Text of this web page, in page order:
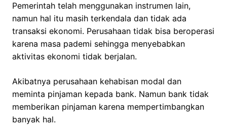
Pemerintah telah menggunakan instrumen lain,
namun hal itu masih terkendala dan tidak ada
transaksi ekonomi. Perusahaan tidak bisa beroperasi
karena masa pademi sehingga menyebabkan
aktivitas ekonomi tidak berjalan.
Akibatnya perusahaan kehabisan modal dan
meminta pinjaman kepada bank. Namun bank tidak
memberikan pinjaman karena mempertimbangkan
banyak hal.